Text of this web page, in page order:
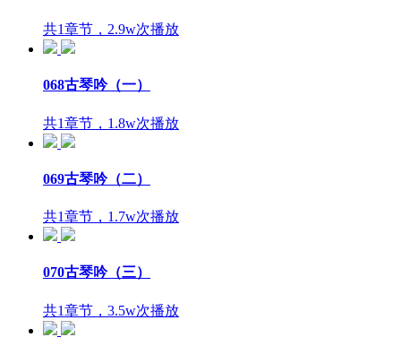
共1章节，2.9w次播放
068古琴吟（一）
共1章节，1.8w次播放
069古琴吟（二）
共1章节，1.7w次播放
070古琴吟（三）
共1章节，3.5w次播放